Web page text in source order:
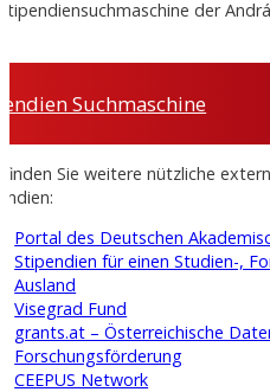
der
Suchmaschine
Sie weitere nützliche
Portal des Deutschen
Stipendien für einen Studien-,
Ausland
Visegrad Fund
grants.at – Österreichische
Forschungsförderung
CEEPUS Network